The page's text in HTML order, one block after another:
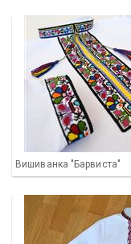
Вишиванка "Барвиста"